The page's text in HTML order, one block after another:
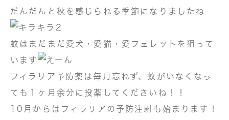
だんだんと秋を感じられる季節になりましたね
蚊はまだまだ愛犬・愛猫・愛フェレットを狙って
います
フィラリア予防薬は毎月忘れず、蚊がいなくなっ
ても１ヶ月余分に投薬してくださいね！！
10月からは フィラリアの予防注射 も始まります！